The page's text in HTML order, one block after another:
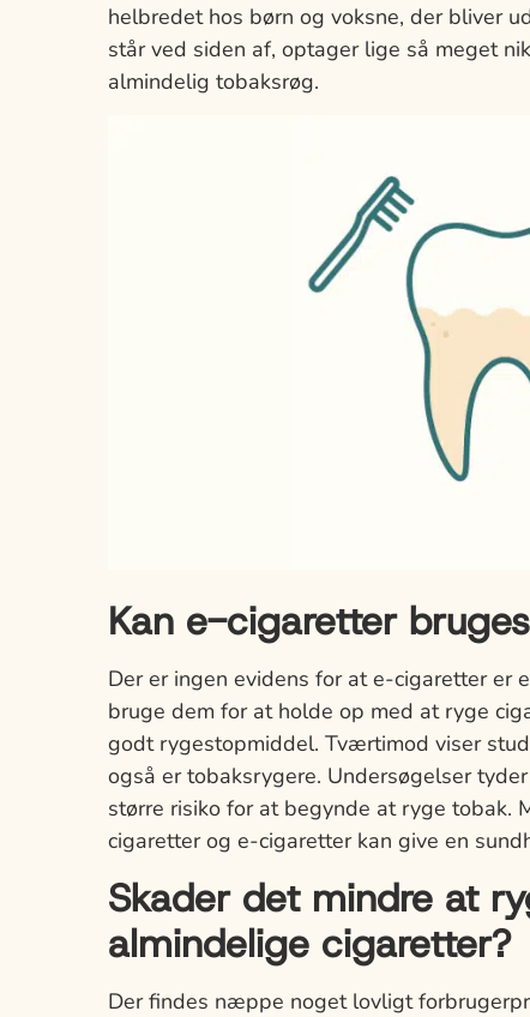
helbredet hos børn og voksne, der bliver
står ved siden af, optager lige så meget
almindelig tobaksrøg.
Kan e-cigaretter
Der er ingen evidens for at e-cigaretter
bruge dem for at holde op med at ryge
godt rygestopmiddel. Tværtimod viser
også er tobaksrygere. Undersøgelser
større risiko for at begynde at ryge tobak.
cigaretter og e-cigaretter kan give en
Skader det mindre at
almindelige cigaretter?
Der findes næppe noget lovligt